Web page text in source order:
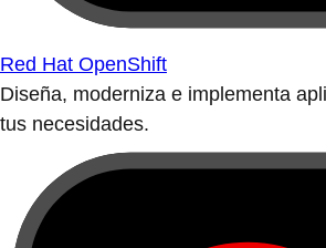
Red Hat OpenShift
Diseña, moderniza e implementa
tus necesidades.